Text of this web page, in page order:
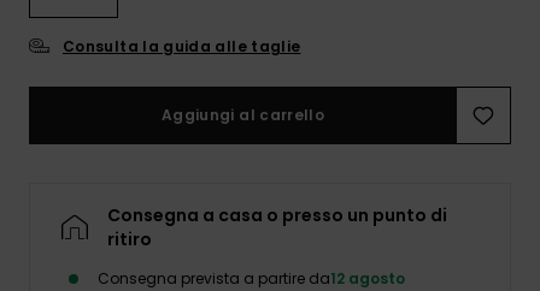
Consulta la guida alle taglie
Aggiungi al carrello
Consegna a casa o presso un punto di
ritiro
Consegna prevista a partire da12 agosto